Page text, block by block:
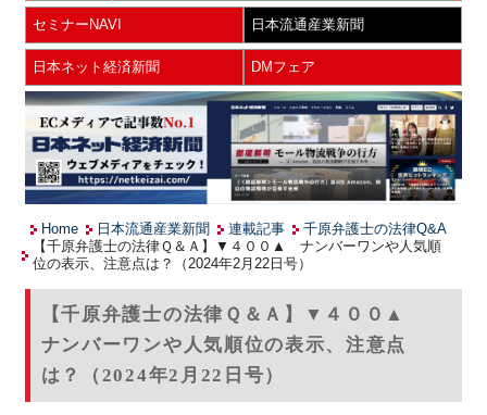
セミナーNAVI 日本流通産業新聞
日本ネット経済新聞 DMフェア
Home 日本流通産業新聞 連載記事
千原弁護士の法律Q&A
【千原弁護士の法律Ｑ＆Ａ】▼４００▲ ナンバーワンや人気順
位の表示、注意点は？（2024年2月22日号）
【千原弁護士の法律Ｑ＆Ａ】▼４００▲
ナンバーワンや人気順位の表示、注意点
は？（2024年2月22日号）